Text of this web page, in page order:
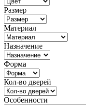
Размер
Материал
Назначение
Форма
Кол-во дверей
Особенности